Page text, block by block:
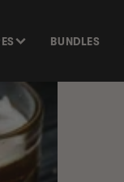
BUNDLES